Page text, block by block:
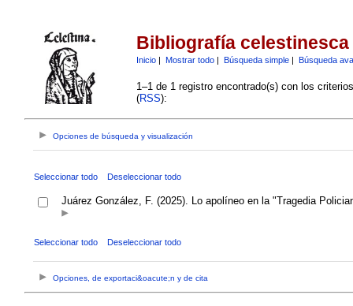
Bibliografía celestinesca
Inicio| Mostrar todo| Búsqueda simple| Búsqueda
1–1 de 1 registro encontrado(s) con los
(RSS):
Opciones de búsqueda y visualización
Seleccionar todo Deseleccionar todo
Juárez González, F. (2025). Lo apolíneo en la "Tragedia
Seleccionar todo Deseleccionar todo
Opciones, de exportaci&oacute;n y de cita